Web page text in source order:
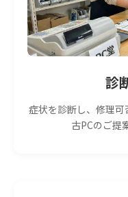
診
症状を診断し、修理
古PCのご提